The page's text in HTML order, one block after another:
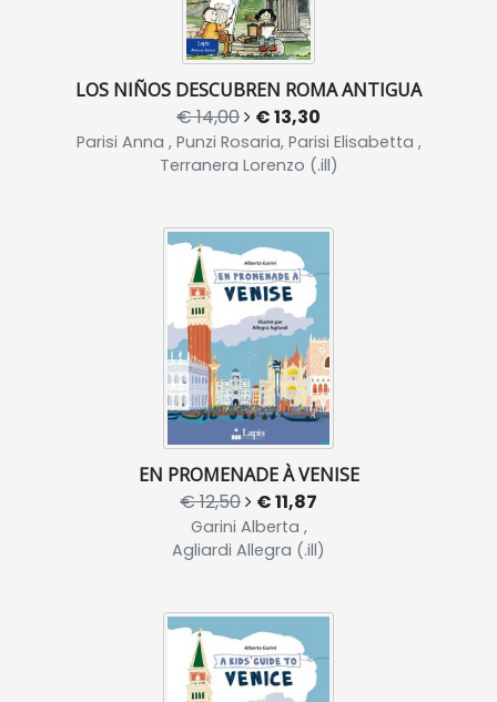
LOS NIÑOS DESCUBREN ROMA ANTIGUA
€ 14,00 € 13,30
Parisi Anna , Punzi Rosaria, Parisi Elisabetta ,
Terranera Lorenzo (.ill)
EN PROMENADE À VENISE
€ 12,50 € 11,87
Garini Alberta ,
Agliardi Allegra (.ill)